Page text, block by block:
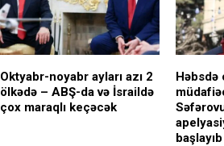
Oktyabr-noyabr ayları azı 2
ölkədə – ABŞ-da və İsraildə
çox maraqlı keçəcək
Həbsdə
başlayıb